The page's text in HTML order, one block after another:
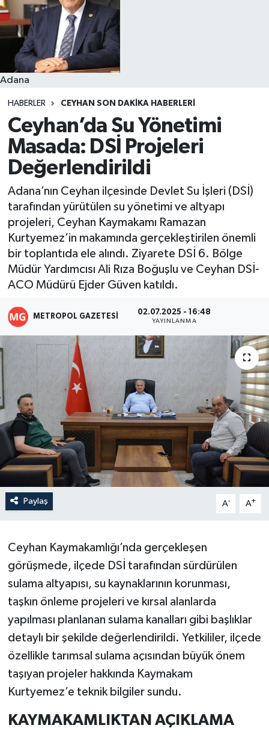
Adana
HABERLER CEYHAN SON DAKIKA HABERLERI
Ceyhan’da Su Yönetimi
Masada: DSİ Projeleri
Değerlendirildi
Adana’nın Ceyhan ilçesinde Devlet Su İşleri (DSİ)
tarafından yürütülen su yönetimi ve altyapı
projeleri, Ceyhan Kaymakamı Ramazan
Kurtyemez’in makamında gerçekleştirilen önemli
bir toplantıda ele alındı. Ziyarete DSİ 6. Bölge
Müdür Yardımcısı Ali Rıza Boğuşlu ve Ceyhan DSİ-
ACO Müdürü Ejder Güven katıldı.
METROPOL GAZETESI 02.07.2025 - 16:48
YAYINLANMA
Paylaş A- A+
Ceyhan Kaymakamlığı’nda gerçekleşen
görüşmede, ilçede DSİ tarafından sürdürülen
sulama altyapısı, su kaynaklarının korunması,
taşkın önleme projeleri ve kırsal alanlarda
yapılması planlanan sulama kanalları gibi başlıklar
detaylı bir şekilde değerlendirildi. Yetkililer, ilçede
özellikle tarımsal sulama açısından büyük önem
taşıyan projeler hakkında Kaymakam
Kurtyemez’e teknik bilgiler sundu.
KAYMAKAMLIKTAN AÇIKLAMA
Resmi İlanlar